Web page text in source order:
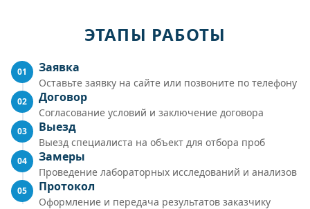
ЭТАПЫ РАБОТЫ
01 Заявка
Оставьте заявку на сайте или позвоните по телефону
02 Договор
Согласование условий и заключение договора
03 Выезд
Выезд специалиста на объект для отбора проб
04 Замеры
Проведение лабораторных исследований и анализов
05 Протокол
Оформление и передача результатов заказчику